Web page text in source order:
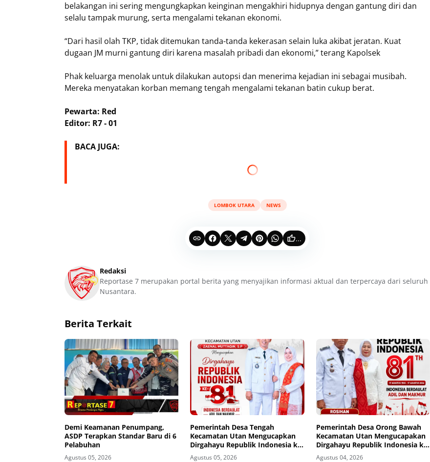
belakangan ini sering mengungkapkan keinginan mengakhiri hidupnya dengan gantung diri dan
selalu tampak murung, serta mengalami tekanan ekonomi.
“Dari hasil olah TKP, tidak ditemukan tanda-tanda kekerasan selain luka akibat jeratan. Kuat
dugaan JM murni gantung diri karena masalah pribadi dan ekonomi,” terang Kapolsek
Phak keluarga menolak untuk dilakukan autopsi dan menerima kejadian ini sebagai musibah.
Mereka menyatakan korban memang tengah mengalami tekanan batin cukup berat.
Pewarta: Red
Editor: R7 - 01
BACA JUGA:
LOMBOK UTARA NEWS
...
Redaksi
Reportase 7 merupakan portal berita yang menyajikan informasi aktual dan terpercaya dari seluruh
Nusantara.
Berita Terkait
Demi Keamanan Penumpang,
ASDP Terapkan Standar Baru di 6
Pelabuhan
Agustus 05, 2026
Pemerintah Desa Tengah
Kecamatan Utan Mengucapkan
Dirgahayu Republik Indonesia ke-
81
Agustus 05, 2026
Pemerintah Desa Orong Bawah
Kecamatan Utan Mengucapakan
Dirgahayu Republik Indonesia ke-
81
Agustus 04, 2026